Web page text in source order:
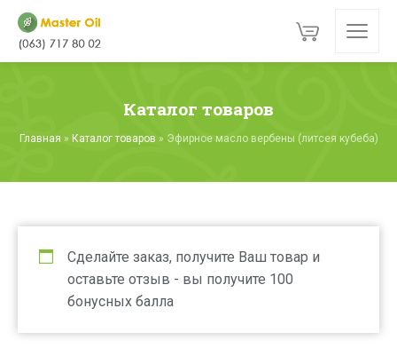
Каталог товаров
Главная » Каталог товаров » Эфирное масло вербены (литсея кубеба)
Сделайте заказ, получите Ваш товар и
оставьте отзыв - вы получите 100
бонусных балла